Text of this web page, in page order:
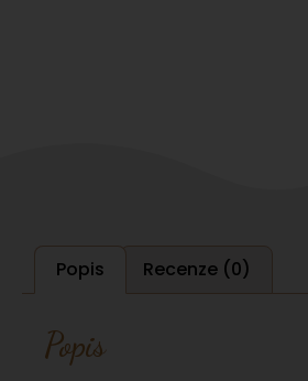
Popis Recenze (0)
Popis